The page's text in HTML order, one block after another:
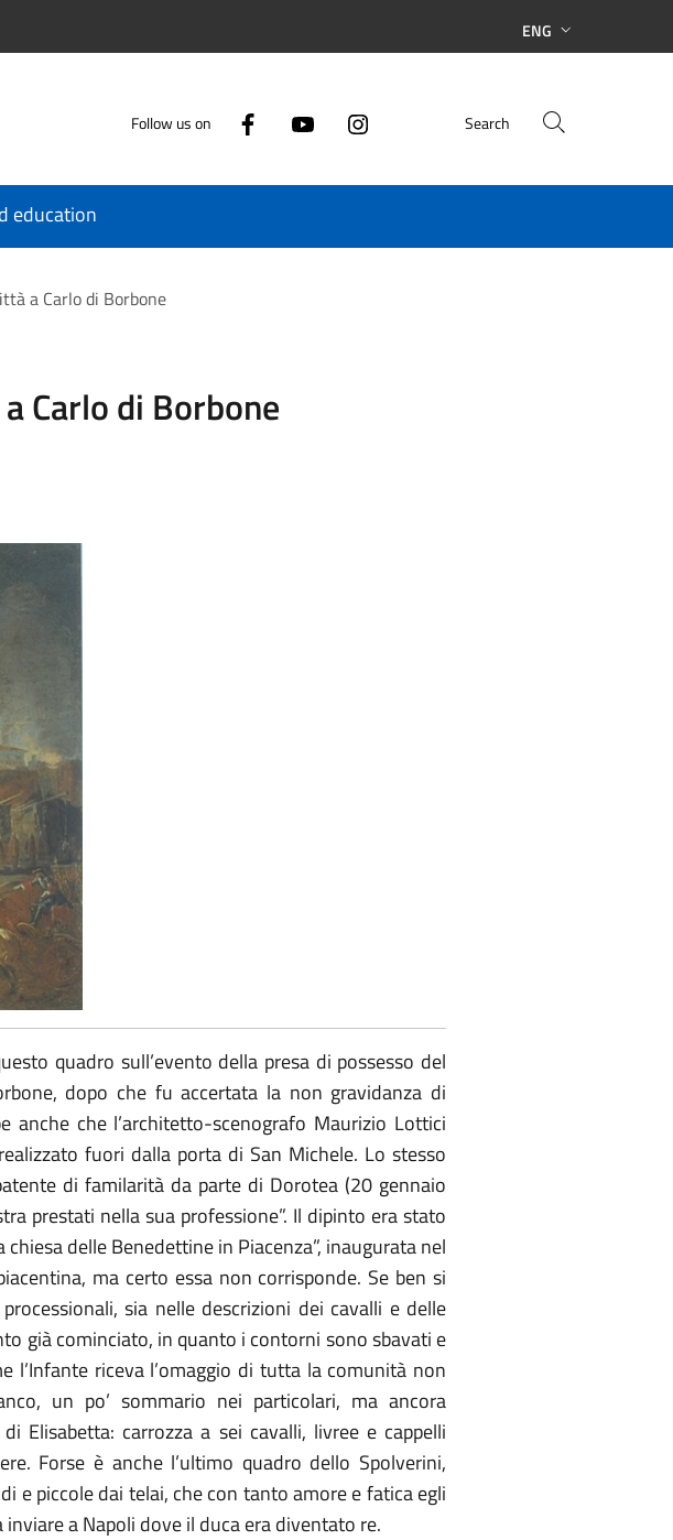
ENG
Follow us on Search
education
a Carlo di Borbone
Carlo di Borbone
quadro sull’evento della presa di possesso del
dopo che fu accertata la non gravidanza di
anche che l’architetto-scenografo Maurizio Lottici
fuori dalla porta di San Michele. Lo stesso
di familarità da parte di Dorotea (20 gennaio
prestati nella sua professione”. Il dipinto era stato
delle Benedettine in Piacenza”, inaugurata nel
ma certo essa non corrisponde. Se ben si
sia nelle descrizioni dei cavalli e delle
già cominciato, in quanto i contorni sono sbavati e
riceva l’omaggio di tutta la comunità non
un po’ sommario nei particolari, ma ancora
Elisabetta: carrozza a sei cavalli, livree e cappelli
Forse è anche l’ultimo quadro dello Spolverini,
e piccole dai telai, che con tanto amore e fatica egli
a Napoli dove il duca era diventato re.